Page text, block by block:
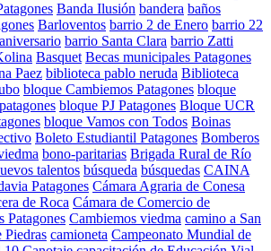
Banda Ilusión bandera baños
Barloventos barrio 2 de Enero barrio 22
barrio Santa Clara barrio Zatti
Basquet Becas municipales Patagones
Paez biblioteca pablo neruda Biblioteca
bloque Cambiemos Patagones bloque
bloque PJ Patagones Bloque UCR
bloque Vamos con Todos Boinas
Boleto Estudiantil Patagones Bomberos
bono-paritarias Brigada Rural de Río
talentos búsqueda búsquedas CAINA
Patagones Cámara Agraria de Conesa
de Roca Cámara de Comercio de
Patagones Cambiemos viedma camino a San
Piedras camioneta Campeonato Mundial de